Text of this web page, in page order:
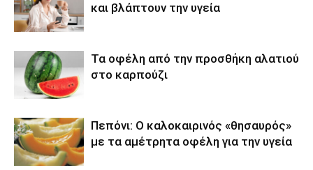
και βλάπτουν την υγεία
Τα οφέλη από την προσθήκη αλατιού
στο καρπούζι
Πεπόνι: Ο καλοκαιρινός «θησαυρός»
με τα αμέτρητα οφέλη για την υγεία